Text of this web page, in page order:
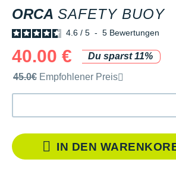
ORCA SAFETY BUOY
4.6 / 5 - 5 Bewertungen
40.00 €
Du sparst 11%
Unverbindliche Preisempfehlung der
45.0€ Empfohlener Preis
IN DEN